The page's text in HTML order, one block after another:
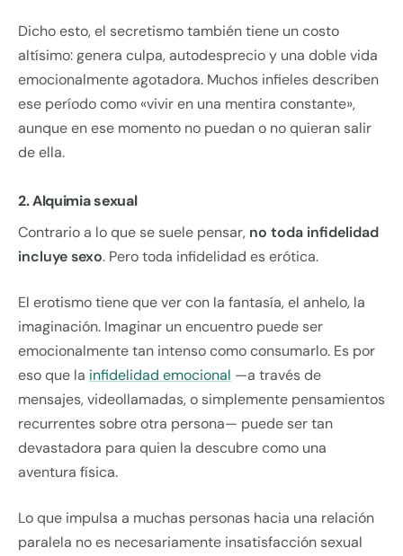
Dicho esto, el secretismo también tiene un costo
altísimo: genera culpa, autodesprecio y una doble vida
emocionalmente agotadora. Muchos infieles describen
ese período como «vivir en una mentira constante»,
aunque en ese momento no puedan o no quieran salir
de ella.
2. Alquimia sexual
Contrario a lo que se suele pensar, no toda infidelidad
incluye sexo. Pero toda infidelidad es erótica.
El erotismo tiene que ver con la fantasía, el anhelo, la
imaginación. Imaginar un encuentro puede ser
emocionalmente tan intenso como consumarlo. Es por
eso que la infidelidad emocional —a través de
mensajes, videollamadas, o simplemente pensamientos
recurrentes sobre otra persona— puede ser tan
devastadora para quien la descubre como una
aventura física.
Lo que impulsa a muchas personas hacia una relación
paralela no es necesariamente insatisfacción sexual